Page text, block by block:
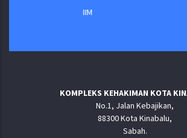
KOMPLEKS KEHAKIMAN KOTA
No.1, Jalan Kebajikan,
88300 Kota Kinabalu,
Sabah.